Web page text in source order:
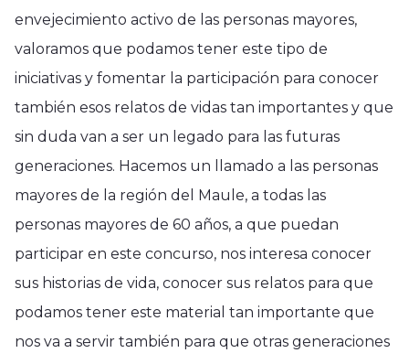
envejecimiento activo de las personas mayores,
valoramos que podamos tener este tipo de
iniciativas y fomentar la participación para conocer
también esos relatos de vidas tan importantes y que
sin duda van a ser un legado para las futuras
generaciones. Hacemos un llamado a las personas
mayores de la región del Maule, a todas las
personas mayores de 60 años, a que puedan
participar en este concurso, nos interesa conocer
sus historias de vida, conocer sus relatos para que
podamos tener este material tan importante que
nos va a servir también para que otras generaciones